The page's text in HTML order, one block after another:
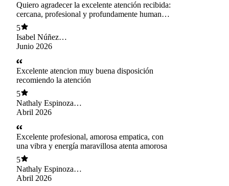
Quiero agradecer la excelente atención recibida:
cercana, profesional y profundamente humana.
Me sentí escuchada, contenida y acompañada en
un espacio de mucho respeto
5
Isabel Núñez
Villegas
Junio 2026
Excelente atencion muy buena disposición
recomiendo la atención
5
Nathaly Espinoza
Roman
Abril 2026
Excelente profesional, amorosa empatica, con
una vibra y energía maravillosa atenta amorosa
5
Nathaly Espinoza
Roman
Abril 2026